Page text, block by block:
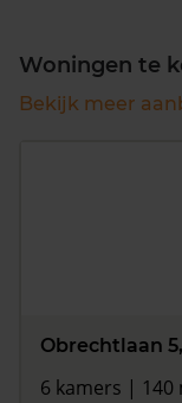
Woningen te
Bekijk meer
Obrechtlaan
6 kamers | 140